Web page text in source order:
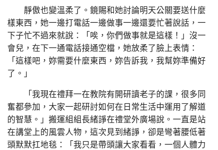
靜傲也變溫柔了。鏡賜和她討論明天公關要送什麼
樣東西，她一邊打電話一邊做事一邊還要忙著說話，一
下子忙不過來就說：「唉，你們做事就是這樣！」沒一
會兒，在下一通電話接通空檔，她放柔了臉上表情：
「這樣吧，妳需要什麼東西，妳告訴我，我幫妳準備好
了。」
「我現在禮拜一在教院有開研讀老子的課，很多同
奮都參加，大家一起研討如何在日常生活中運用了解道
的智慧。」搬運組組長緒諍在禮堂外廣場說。一直是站
在講堂上的風雲人物，這次見到緒諍，卻是彎著腰低著
頭默默扛地毯：「我只是帶頭讓大家看看，一個人體力